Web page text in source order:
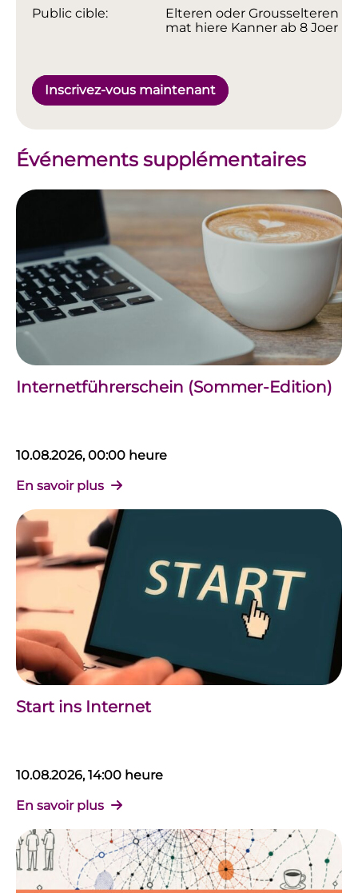
Public cible:
Elteren oder Grousselteren
mat hiere Kanner ab 8 Joer
Inscrivez-vous maintenant
Événements supplémentaires
Internetführerschein (Sommer-Edition)
10.08.2026, 00:00 heure
En savoir plus
Start ins Internet
10.08.2026, 14:00 heure
En savoir plus